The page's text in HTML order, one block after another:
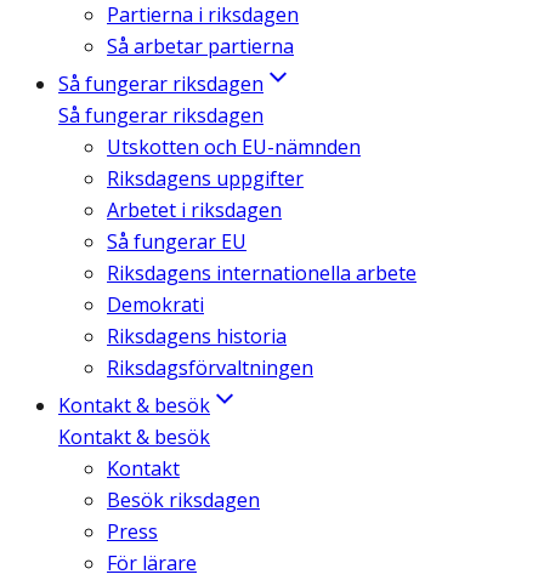
Partierna i riksdagen
Så arbetar partierna
Så fungerar riksdagen
Så fungerar riksdagen
Utskotten och EU-nämnden
Riksdagens uppgifter
Arbetet i riksdagen
Så fungerar EU
Riksdagens internationella arbete
Demokrati
Riksdagens historia
Riksdagsförvaltningen
Kontakt & besök
Kontakt & besök
Kontakt
Besök riksdagen
Press
För lärare